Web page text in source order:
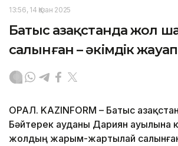
13:56, 14 Қазан 2025
Батыс Қазақстанда жол
салынған – әкімдік
ОРАЛ. KAZINFORM – Батыс
Бәйтерек ауданы Дариян ауылына
жолдың жарым-жартылай